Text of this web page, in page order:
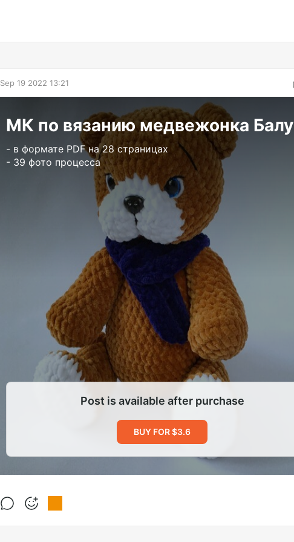
Sep 19 2022 13:21
МК по вязанию медвежонка Балу
- в формате PDF на 28 страницах
- 39 фото процесса
Post is available after purchase
BUY FOR $3.6